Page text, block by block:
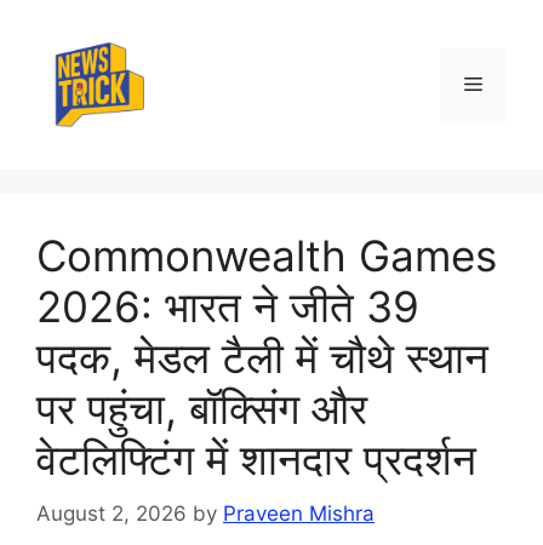
content
Menu
Commonwealth Games
2026: भारत ने जीते 39
पदक, मेडल टैली में चौथे स्थान
पर पहुंचा, बॉक्सिंग और
वेटलिफ्टिंग में शानदार प्रदर्शन
August 2, 2026 by Praveen Mishra